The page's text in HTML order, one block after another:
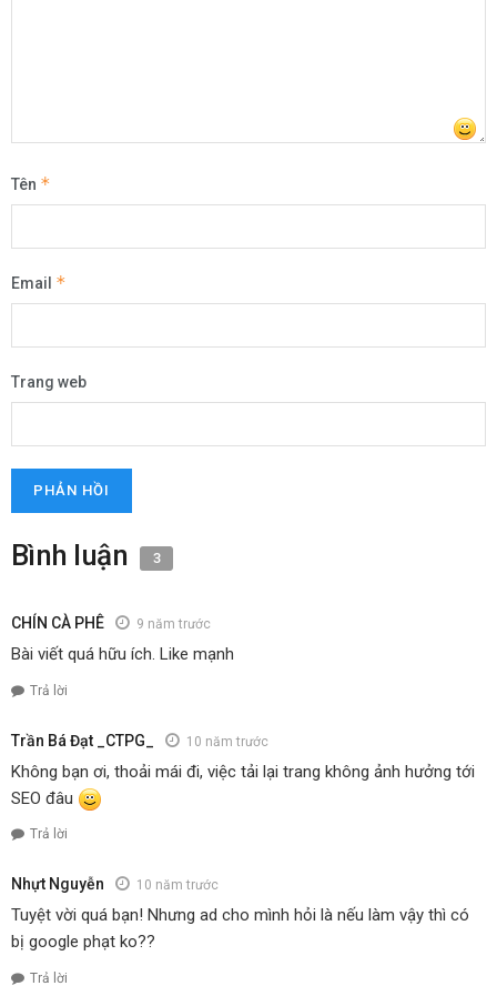
Tên *
Email *
Trang web
Bình luận 3
CHÍN CÀ PHÊ 9 năm trước
Bài viết quá hữu ích. Like mạnh
Trả lời
Trần Bá Đạt _CTPG_ 10 năm trước
Không bạn ơi, thoải mái đi, việc tải lại trang không ảnh hưởng tới
SEO đâu
Trả lời
Nhựt Nguyễn 10 năm trước
Tuyệt vời quá bạn! Nhưng ad cho mình hỏi là nếu làm vậy thì có
bị google phạt ko??
Trả lời